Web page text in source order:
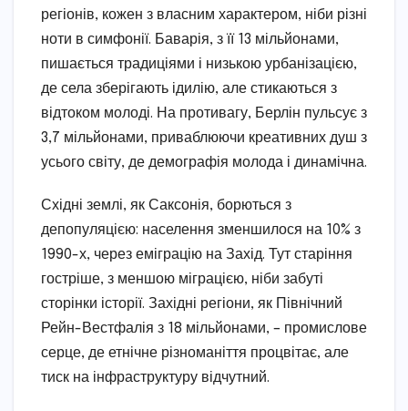
регіонів, кожен з власним характером, ніби різні
ноти в симфонії. Баварія, з її 13 мільйонами,
пишається традиціями і низькою урбанізацією,
де села зберігають ідилію, але стикаються з
відтоком молоді. На противагу, Берлін пульсує з
3,7 мільйонами, приваблюючи креативних душ з
усього світу, де демографія молода і динамічна.
Східні землі, як Саксонія, борються з
депопуляцією: населення зменшилося на 10% з
1990-х, через еміграцію на Захід. Тут старіння
гостріше, з меншою міграцією, ніби забуті
сторінки історії. Західні регіони, як Північний
Рейн-Вестфалія з 18 мільйонами, – промислове
серце, де етнічне різноманіття процвітає, але
тиск на інфраструктуру відчутний.